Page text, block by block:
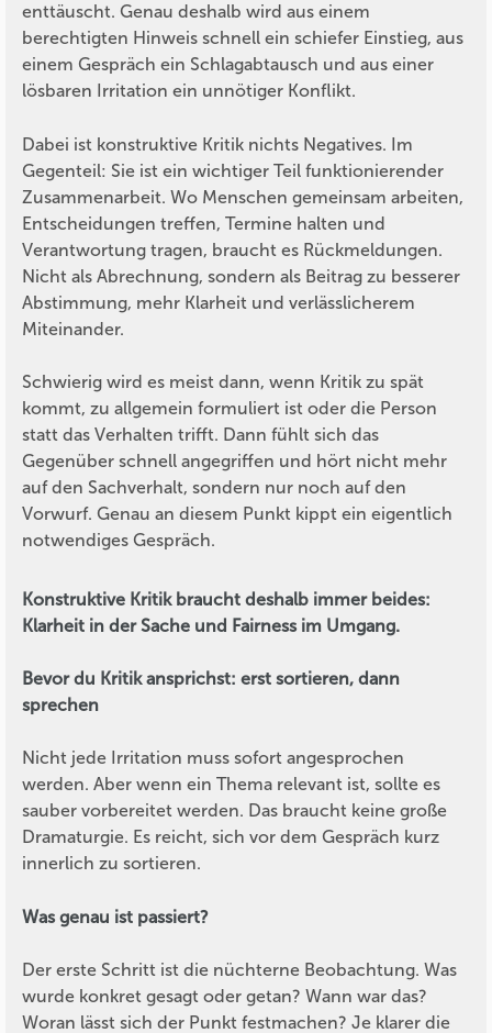
enttäuscht. Genau deshalb wird aus einem
berechtigten Hinweis schnell ein schiefer Einstieg, aus
einem Gespräch ein Schlagabtausch und aus einer
lösbaren Irritation ein unnötiger Konflikt.
Dabei ist konstruktive Kritik nichts Negatives. Im
Gegenteil: Sie ist ein wichtiger Teil funktionierender
Zusammenarbeit. Wo Menschen gemeinsam arbeiten,
Entscheidungen treffen, Termine halten und
Verantwortung tragen, braucht es Rückmeldungen.
Nicht als Abrechnung, sondern als Beitrag zu besserer
Abstimmung, mehr Klarheit und verlässlicherem
Miteinander.
Schwierig wird es meist dann, wenn Kritik zu spät
kommt, zu allgemein formuliert ist oder die Person
statt das Verhalten trifft. Dann fühlt sich das
Gegenüber schnell angegriffen und hört nicht mehr
auf den Sachverhalt, sondern nur noch auf den
Vorwurf. Genau an diesem Punkt kippt ein eigentlich
notwendiges Gespräch.
Konstruktive Kritik braucht deshalb immer beides:
Klarheit in der Sache und Fairness im Umgang.
Bevor du Kritik ansprichst: erst sortieren, dann
sprechen
Nicht jede Irritation muss sofort angesprochen
werden. Aber wenn ein Thema relevant ist, sollte es
sauber vorbereitet werden. Das braucht keine große
Dramaturgie. Es reicht, sich vor dem Gespräch kurz
innerlich zu sortieren.
Was genau ist passiert?
Der erste Schritt ist die nüchterne Beobachtung. Was
wurde konkret gesagt oder getan? Wann war das?
Woran lässt sich der Punkt festmachen? Je klarer die